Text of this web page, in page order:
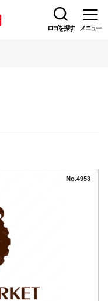
ロゴを探す メニュー
No.4953